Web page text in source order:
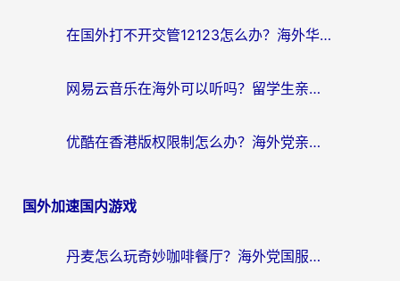
在国外打不开交管12123怎么办？海外华人必看的回国加速全攻略
网易云音乐在海外可以听吗？留学生亲测有效的回国加速方案
优酷在香港版权限制怎么办？海外党亲测有效的追剧加速方案
国外加速国内游戏
丹麦怎么玩奇妙咖啡餐厅？海外党国服游戏加速全攻略（附灌篮高手元气骑士实测）